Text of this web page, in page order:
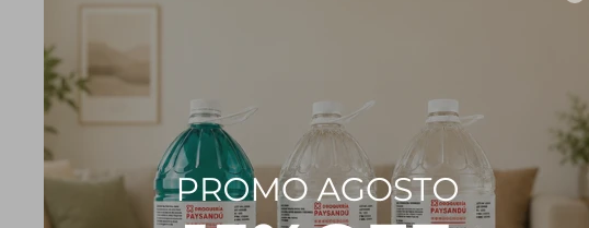
PRODUCTOS QUE TE PUEDEN INTERESAR